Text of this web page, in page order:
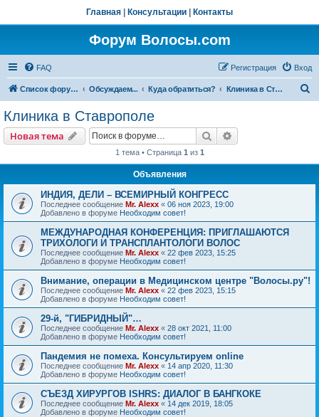
Главная Консультации Контакты
Форум Волосы.com
FAQ Вход
Регистрация
Список форумов Обсуждаем... Куда обратиться? Клиника в Ставрополе
Клиника в Ставрополе
Новая тема Поиск
1 тема • Страница 1 из 1
Объявления
ИНДИЯ, ДЕЛИ – ВСЕМИРНЫЙ КОНГРЕСС
Последнее сообщение Mr. Alexx « 06 ноя 2023, 19:00
Добавлено в форуме Необходим совет!
МЕЖДУНАРОДНАЯ КОНФЕРЕНЦИЯ: ПРИГЛАШАЮТСЯ
ТРИХОЛОГИ И ТРАНСПЛАНТОЛОГИ ВОЛОС
Последнее сообщение Mr. Alexx « 22 фев 2023, 15:25
Добавлено в форуме Необходим совет!
Внимание, операции в Медицинском центре "Волосы.ру"!
Последнее сообщение Mr. Alexx « 22 фев 2023, 15:15
Добавлено в форуме Необходим совет!
29-й, "ГИБРИДНЫЙ"…
Последнее сообщение Mr. Alexx « 28 окт 2021, 11:00
Добавлено в форуме Необходим совет!
Пандемия не помеха. Консультируем online
Последнее сообщение Mr. Alexx « 14 апр 2020, 11:30
Добавлено в форуме Необходим совет!
СЪЕЗД ХИРУРГОВ ISHRS: ДИАЛОГ В БАНГКОКЕ
Последнее сообщение Mr. Alexx « 14 дек 2019, 18:05
Добавлено в форуме Необходим совет!